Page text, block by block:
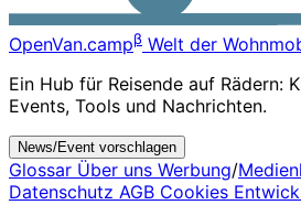
OpenVan.campβ Welt der
Ein Hub für Reisende auf Rädern:
Events, Tools und Nachrichten.
News/Event vorschlagen
Glossar Über uns Werbung/
Datenschutz AGB Cookies